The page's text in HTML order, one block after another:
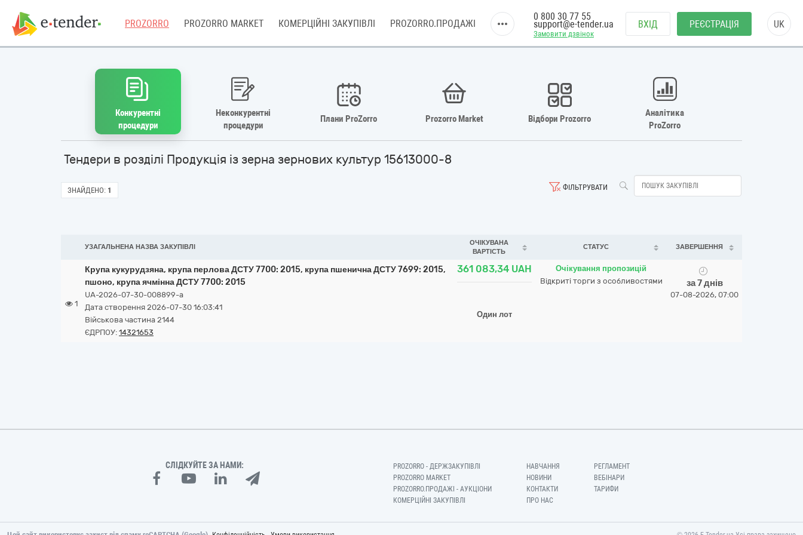
PROZORRO PROZORRO MARKET КОМЕРЦІЙНІ ЗАКУПІВЛІ PROZORRO.ПРОДАЖІ
Замовити дзвінок
0 800 30 77 55
support@e-tender.ua ВХІД РЕЄСТРАЦІЯ UK
Конкурентні
процедури
Неконкурентні
процедури
Плани ProZorro Prozorro Market Відбори Prozorro
Аналітика
ProZorro
Тендери в розділі Продукція із зерна зернових культур 15613000-8
ФІЛЬТРУВАТИ
ЗНАЙДЕНО: 1
УЗАГАЛЬНЕНА НАЗВА ЗАКУПІВЛІ
ОЧІКУВАНА
ВАРТІСТЬ
СТАТУС ЗАВЕРШЕННЯ
1
Крупа кукурудзяна, крупа перлова ДСТУ 7700: 2015, крупа пшенична ДСТУ 7699: 2015,
пшоно, крупа ячмінна ДСТУ 7700: 2015
UA-2026-07-30-008899-a
Дата створення 2026-07-30 16:03:41
Військова частина 2144
ЄДРПОУ: 14321653
361 083,34 UAH
Один лот
Очікування пропозицій
Відкриті торги з особливостями
за 7 днів
07-08-2026, 07:00
СЛІДКУЙТЕ ЗА НАМИ:
PROZORRO - ДЕРЖЗАКУПІВЛІ
PROZORRO MARKET
PROZORRO.ПРОДАЖІ - АУКЦІОНИ
КОМЕРЦІЙНІ ЗАКУПІВЛІ
НАВЧАННЯ
НОВИНИ
КОНТАКТИ
ПРО НАС
РЕГЛАМЕНТ
ВЕБІНАРИ
ТАРИФИ